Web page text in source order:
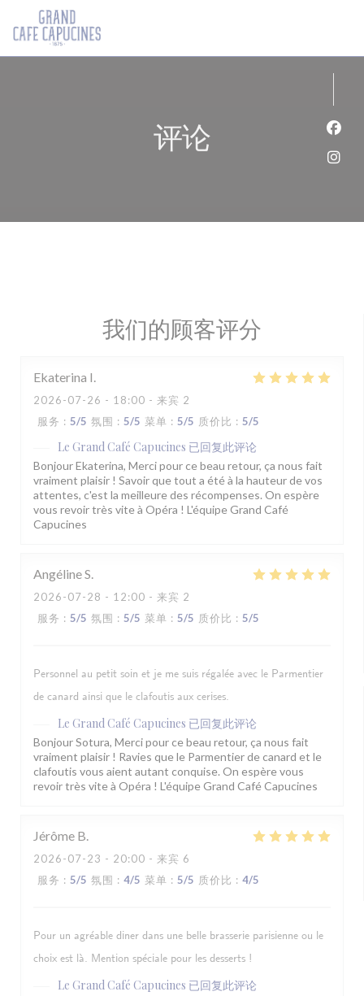
Cookie管理面板
评论
我们的顾客评分
Ekaterina I
2026-07-26 - 18:00 - 来宾 2
服务 : 5/5 氛围 : 5/5 菜单 : 5/5 质价比 : 5/5
Le Grand Café Capucines 已回复此评论
Bonjour Ekaterina, Merci pour ce beau retour, ça nous fait
vraiment plaisir ! Savoir que tout a été à la hauteur de vos
attentes, c'est la meilleure des récompenses. On espère
vous revoir très vite à Opéra ! L'équipe Grand Café
Capucines
AngélineS
2026-07-28 - 12:00 - 来宾 2
服务 : 5/5 氛围 : 5/5 菜单 : 5/5 质价比 : 5/5
Personnel au petit soin et je me suis régalée avec le Parmentier
de canard ainsi que le clafoutis aux cerises.
Le Grand Café Capucines 已回复此评论
Bonjour Sotura, Merci pour ce beau retour, ça nous fait
vraiment plaisir ! Ravies que le Parmentier de canard et le
clafoutis vous aient autant conquise. On espère vous
revoir très vite à Opéra ! L'équipe Grand Café Capucines
Jérôme B
2026-07-23 - 20:00 - 来宾 6
服务 : 5/5 氛围 : 4/5 菜单 : 5/5 质价比 : 4/5
Pour un agréable diner dans une belle brasserie parisienne ou le
choix est là. Mention spéciale pour les desserts !
Le Grand Café Capucines 已回复此评论